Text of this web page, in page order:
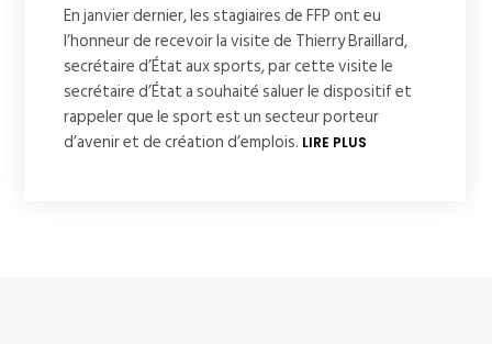
En janvier dernier, les stagiaires de FFP ont eu
l’honneur de recevoir la visite de Thierry Braillard,
secrétaire d’État aux sports, par cette visite le
secrétaire d’État a souhaité saluer le dispositif et
rappeler que le sport est un secteur porteur
d’avenir et de création d’emplois. LIRE PLUS